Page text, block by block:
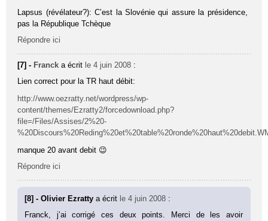
Lapsus (révélateur?): C’est la Slovénie qui assure la présidence,
pas la République Tchèque
Répondre ici
[7] - Franck a écrit le 4 juin 2008 :
Lien correct pour la TR haut débit:
http://www.oezratty.net/wordpress/wp-
content/themes/Ezratty2/forcedownload.php?
file=/Files/Assises/2%20-
manque 20 avant debit 😉
Répondre ici
[8] - Olivier Ezrattya écrit le 4 juin 2008 :
Franck, j’ai corrigé ces deux points. Merci de les avoir